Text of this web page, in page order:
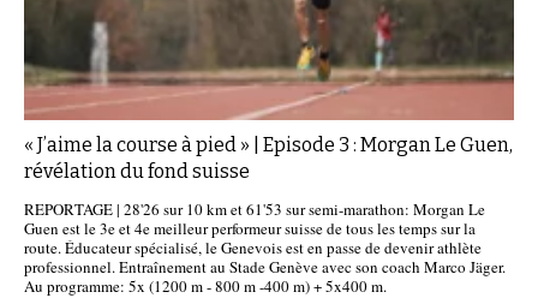
« J’aime la course à pied » | Episode 3 : Morgan Le Guen,
révélation du fond suisse
REPORTAGE | 28'26 sur 10 km et 61'53 sur semi-marathon: Morgan Le
Guen est le 3e et 4e meilleur performeur suisse de tous les temps sur la
route. Éducateur spécialisé, le Genevois est en passe de devenir athlète
professionnel. Entraînement au Stade Genève avec son coach Marco Jäger.
Au programme: 5x (1200 m - 800 m -400 m) + 5x400 m.